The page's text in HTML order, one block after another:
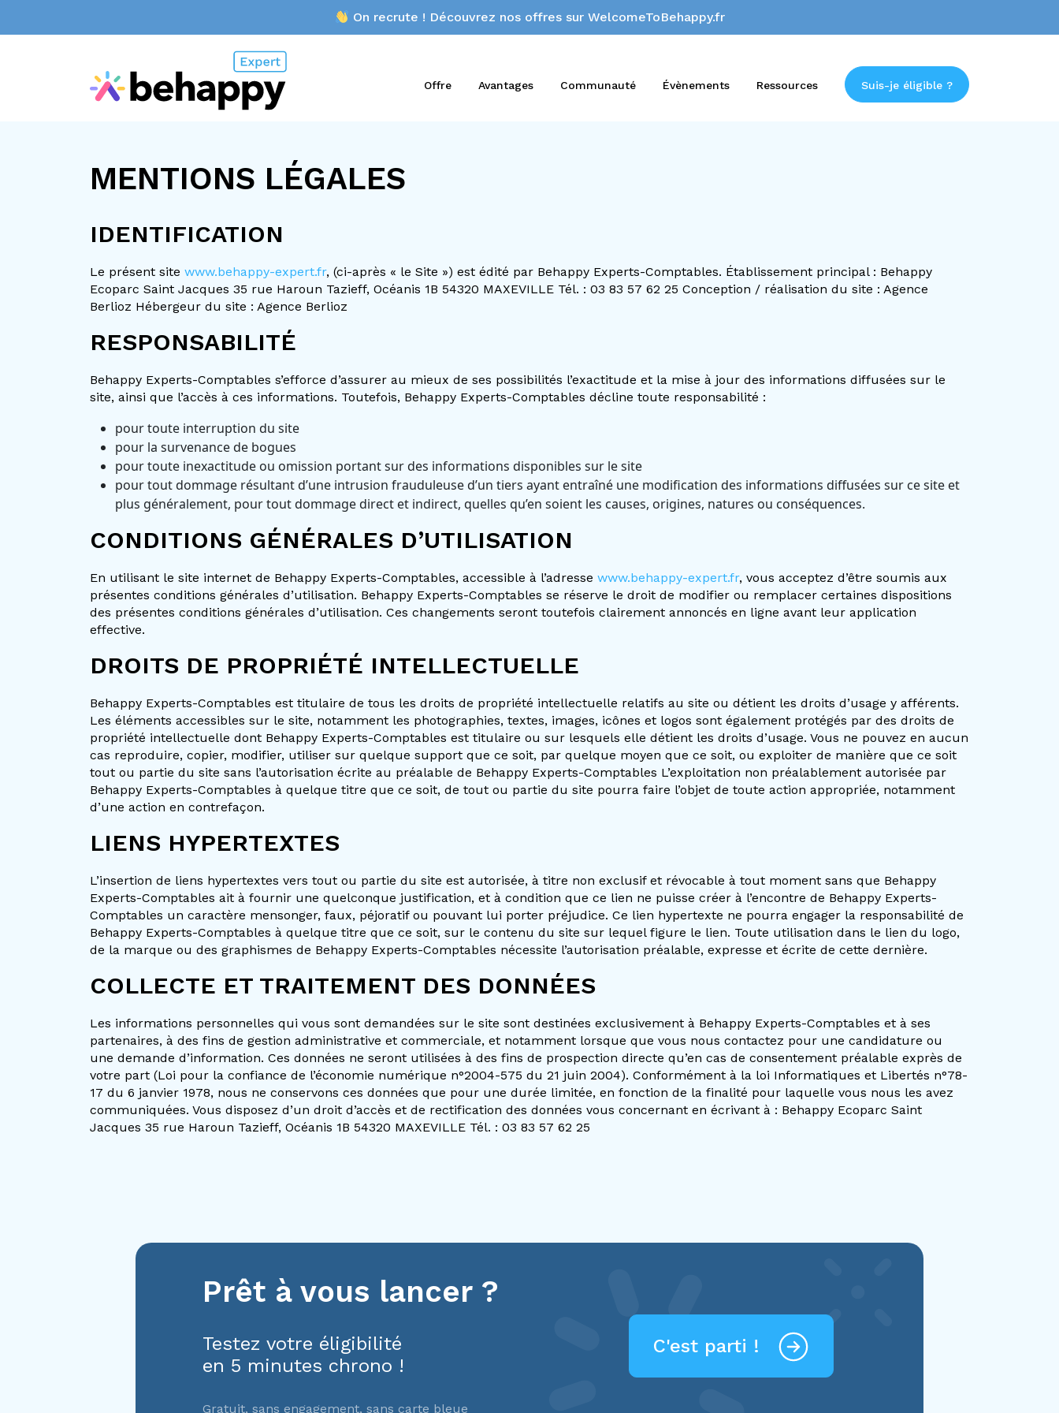
On recrute ! Découvrez nos offres sur WelcomeToBehappy.fr
Offre Avantages Communauté Évènements Ressources Suis-je éligible ?
MENTIONS LÉGALES
IDENTIFICATION
Le présent site www.behappy-expert.fr, (ci-après « le Site ») est édité par Behappy Experts-Comptables. Établissement principal : Behappy
Ecoparc Saint Jacques 35 rue Haroun Tazieff, Océanis 1B 54320 MAXEVILLE Tél. : 03 83 57 62 25 Conception / réalisation du site : Agence
Berlioz Hébergeur du site : Agence Berlioz
RESPONSABILITÉ
Behappy Experts-Comptables s’efforce d’assurer au mieux de ses possibilités l’exactitude et la mise à jour des informations diffusées sur le
site, ainsi que l’accès à ces informations. Toutefois, Behappy Experts-Comptables décline toute responsabilité :
pour toute interruption du site
pour la survenance de bogues
pour toute inexactitude ou omission portant sur des informations disponibles sur le site
pour tout dommage résultant d’une intrusion frauduleuse d’un tiers ayant entraîné une modification des informations diffusées sur ce site et
plus généralement, pour tout dommage direct et indirect, quelles qu’en soient les causes, origines, natures ou conséquences.
CONDITIONS GÉNÉRALES D’UTILISATION
En utilisant le site internet de Behappy Experts-Comptables, accessible à l’adresse www.behappy-expert.fr, vous acceptez d’être soumis aux
présentes conditions générales d’utilisation. Behappy Experts-Comptables se réserve le droit de modifier ou remplacer certaines dispositions
des présentes conditions générales d’utilisation. Ces changements seront toutefois clairement annoncés en ligne avant leur application
effective.
DROITS DE PROPRIÉTÉ INTELLECTUELLE
Behappy Experts-Comptables est titulaire de tous les droits de propriété intellectuelle relatifs au site ou détient les droits d’usage y afférents.
Les éléments accessibles sur le site, notamment les photographies, textes, images, icônes et logos sont également protégés par des droits de
propriété intellectuelle dont Behappy Experts-Comptables est titulaire ou sur lesquels elle détient les droits d’usage. Vous ne pouvez en aucun
cas reproduire, copier, modifier, utiliser sur quelque support que ce soit, par quelque moyen que ce soit, ou exploiter de manière que ce soit
tout ou partie du site sans l’autorisation écrite au préalable de Behappy Experts-Comptables L’exploitation non préalablement autorisée par
Behappy Experts-Comptables à quelque titre que ce soit, de tout ou partie du site pourra faire l’objet de toute action appropriée, notamment
d’une action en contrefaçon.
LIENS HYPERTEXTES
L’insertion de liens hypertextes vers tout ou partie du site est autorisée, à titre non exclusif et révocable à tout moment sans que Behappy
Experts-Comptables ait à fournir une quelconque justification, et à condition que ce lien ne puisse créer à l’encontre de Behappy Experts-
Comptables un caractère mensonger, faux, péjoratif ou pouvant lui porter préjudice. Ce lien hypertexte ne pourra engager la responsabilité de
Behappy Experts-Comptables à quelque titre que ce soit, sur le contenu du site sur lequel figure le lien. Toute utilisation dans le lien du logo,
de la marque ou des graphismes de Behappy Experts-Comptables nécessite l’autorisation préalable, expresse et écrite de cette dernière.
COLLECTE ET TRAITEMENT DES DONNÉES
Les informations personnelles qui vous sont demandées sur le site sont destinées exclusivement à Behappy Experts-Comptables et à ses
partenaires, à des fins de gestion administrative et commerciale, et notamment lorsque que vous nous contactez pour une candidature ou
une demande d’information. Ces données ne seront utilisées à des fins de prospection directe qu’en cas de consentement préalable exprès de
votre part (Loi pour la confiance de l’économie numérique n°2004-575 du 21 juin 2004). Conformément à la loi Informatiques et Libertés n°78-
17 du 6 janvier 1978, nous ne conservons ces données que pour une durée limitée, en fonction de la finalité pour laquelle vous nous les avez
communiquées. Vous disposez d’un droit d’accès et de rectification des données vous concernant en écrivant à : Behappy Ecoparc Saint
Jacques 35 rue Haroun Tazieff, Océanis 1B 54320 MAXEVILLE Tél. : 03 83 57 62 25
Prêt à vous lancer ?
Testez votre éligibilité
en 5 minutes chrono !
Gratuit, sans engagement, sans carte bleue
C'est parti !